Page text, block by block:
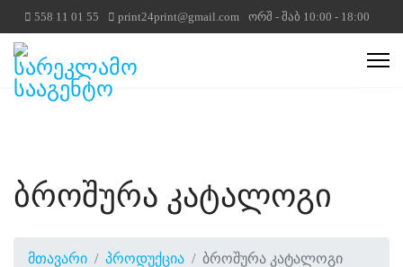
558 11 01 55 print24print@gmail.com ორშ - შაბ 10:00 - 18:00
ბროშურა კატალოგი
მთავარი პროდუქცია ბროშურა კატალოგი